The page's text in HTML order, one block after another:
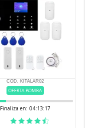
COD. KITALAR02
OFERTA BOMBA
Finaliza en: 04:13:16